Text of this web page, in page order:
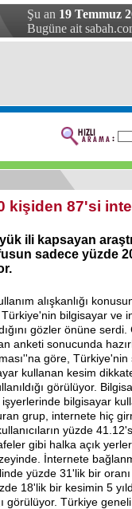
Şu an 19 Temmuz
Bugüne ait
kişiden 87'si
ili kapsayan
sadece yüzde
alışkanlığı
bilgisayar ve
gözler önüne
anketi sonucunda
göre,
kullanan kesim
görülüyor.
bilgisayar
grup, internete hiç
yüzde
gibi halka açık
İnternete
yüzde 31'lik bir
18'lik bir kesimin 5
görülüyor. Türkiye